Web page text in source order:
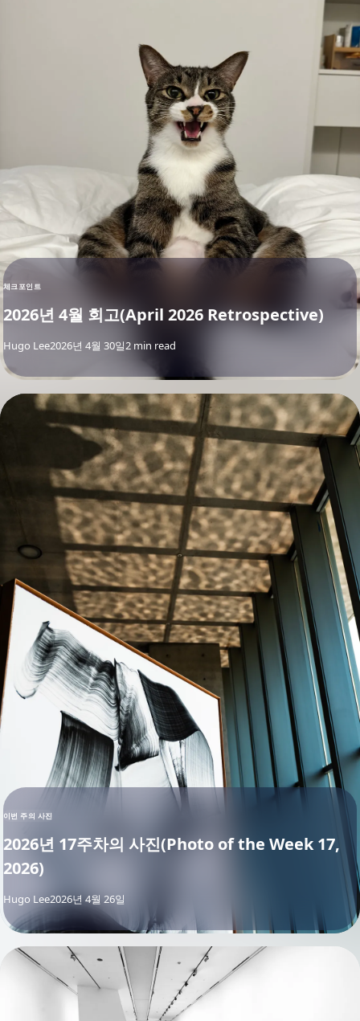
체크포인트
2026년 4월 회고(April 2026 Retrospective)
By
Hugo Lee2026년 4월 30일2 min read
이번 주의 사진
2026년 17주차의 사진(Photo of the Week 17,
2026)
By
Hugo Lee2026년 4월 26일